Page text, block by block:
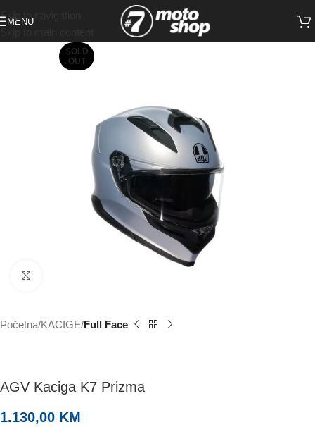
Skip to navigation
MENU
SOLD
OUT
Početna KACIGE Full Face
AGV Kaciga K7 Prizma
1.130,00 KM